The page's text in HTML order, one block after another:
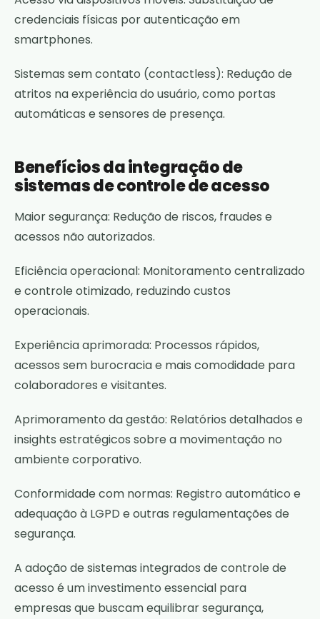
credenciais físicas por autenticação em
smartphones.
Sistemas sem contato (contactless): Redução de
atritos na experiência do usuário, como portas
automáticas e sensores de presença.
Benefícios da integração de
sistemas de controle de acesso
Maior segurança: Redução de riscos, fraudes e
acessos não autorizados.
Eficiência operacional: Monitoramento centralizado
e controle otimizado, reduzindo custos
operacionais.
Experiência aprimorada: Processos rápidos,
acessos sem burocracia e mais comodidade para
colaboradores e visitantes.
Aprimoramento da gestão: Relatórios detalhados e
insights estratégicos sobre a movimentação no
ambiente corporativo.
Conformidade com normas: Registro automático e
adequação à LGPD e outras regulamentações de
segurança.
A adoção de sistemas integrados de controle de
acesso é um investimento essencial para
empresas que buscam equilibrar segurança,